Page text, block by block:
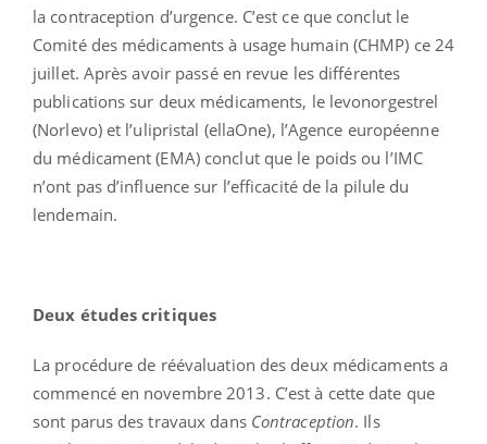
la contraception d’urgence. C’est ce que conclut le
Comité des médicaments à usage humain (CHMP) ce 24
juillet. Après avoir passé en revue les différentes
publications sur deux médicaments, le levonorgestrel
(Norlevo) et l’ulipristal (ellaOne), l’Agence européenne
du médicament (EMA) conclut que le poids ou l’IMC
n’ont pas d’influence sur l’efficacité de la pilule du
lendemain.
Deux études critiques
La procédure de réévaluation des deux médicaments a
commencé en novembre 2013. C’est à cette date que
sont parus des travaux dans Contraception. Ils